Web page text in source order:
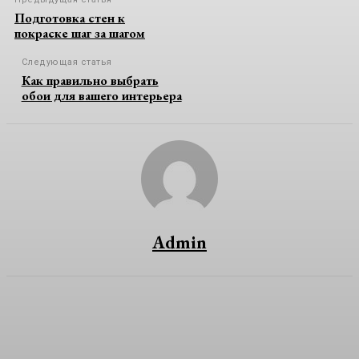
Подготовка стен к
покраске шаг за шагом
Следующая статья
Как правильно выбрать
обои для вашего интерьера
Admin